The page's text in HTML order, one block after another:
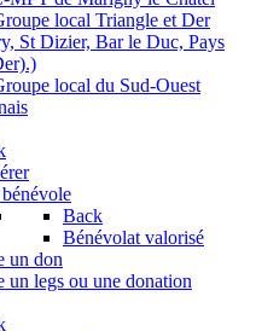
local Triangle et Der
St Dizier, Bar le Duc, Pays
local du Sud-Ouest
Back
Bénévolat valorisé
un don
un legs ou une donation